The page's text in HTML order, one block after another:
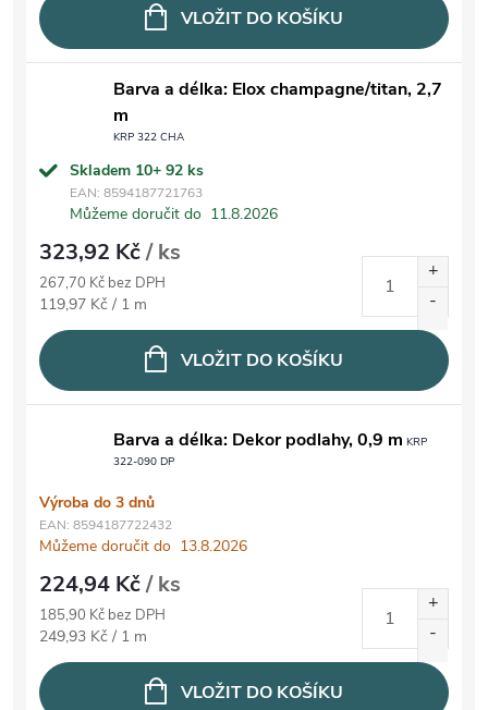
VLOŽIT DO KOŠÍKU
Barva a délka: Elox champagne/titan, 2,7
m
KRP 322 CHA
Skladem 10+ 92 ks
EAN: 8594187721763
Můžeme doručit do 11.8.2026
323,92 Kč/ ks
267,70 Kč bez DPH
Měrná cena:
119,97 Kč / 1 m
VLOŽIT DO KOŠÍKU
Barva a délka: Dekor podlahy, 0,9 m KRP
322-090 DP
Výroba do 3 dnů
EAN: 8594187722432
Můžeme doručit do 13.8.2026
224,94 Kč/ ks
185,90 Kč bez DPH
Měrná cena:
249,93 Kč / 1 m
VLOŽIT DO KOŠÍKU